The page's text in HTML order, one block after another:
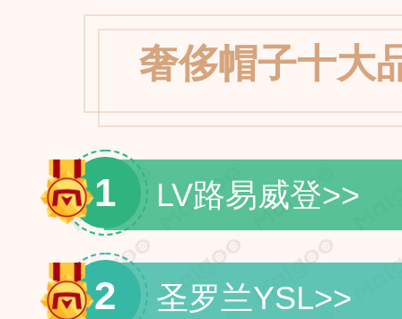
奢侈帽子十大
1 LV路易威登>>
2 圣罗兰YSL>>